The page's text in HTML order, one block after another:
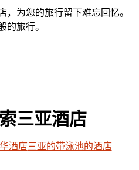
为您的旅行留下难忘回忆。
的旅行。
三亚酒店
酒店三亚的带泳池的酒店